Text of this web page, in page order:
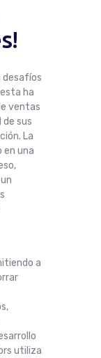
desafíos
ha
ventas
sus
La
una
a
utiliza